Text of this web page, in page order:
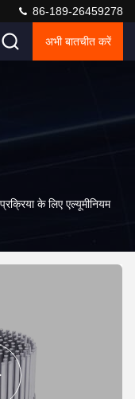
86-189-26459278
अभी बातचीत करें
के लिए एल्यूमीनियम